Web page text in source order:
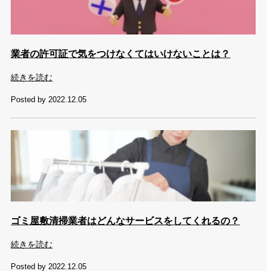
業者の許可証で気をつけなくてはいけないことは？
続きを読む
Posted by 2022.12.05
ゴミ屋敷清掃業者はどんなサービスをしてくれるの？
続きを読む
Posted by 2022.12.05